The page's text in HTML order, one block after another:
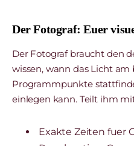
Der Fotograf: Euer
Der Fotograf braucht den
wissen, wann das Licht
Programmpunkte
einlegen kann. Teilt ihm
Exakte Zeiten fuer